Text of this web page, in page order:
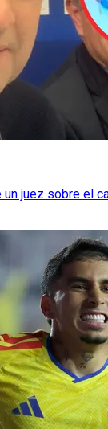
un juez sobre el